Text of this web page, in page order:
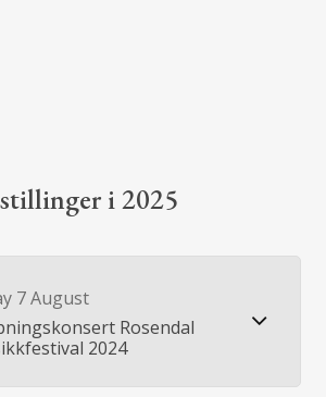
i 2025
7 August
Rosendal
2024